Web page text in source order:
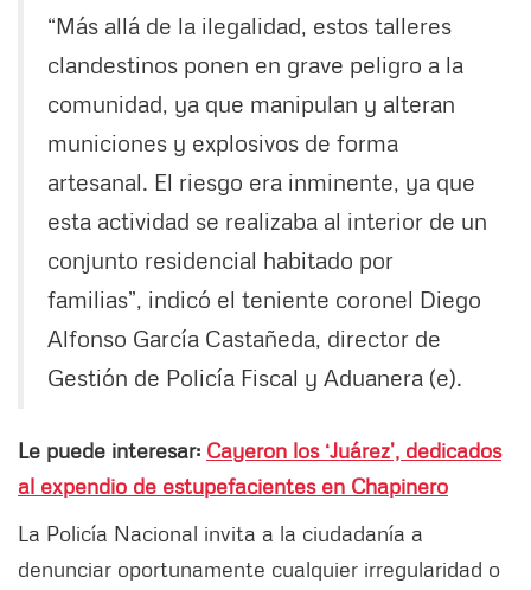
“Más allá de la ilegalidad, estos talleres
clandestinos ponen en grave peligro a la
comunidad, ya que manipulan y alteran
municiones y explosivos de forma
artesanal. El riesgo era inminente, ya que
esta actividad se realizaba al interior de un
conjunto residencial habitado por
familias”, indicó el teniente coronel Diego
Alfonso García Castañeda, director de
Gestión de Policía Fiscal y Aduanera (e).
Le puede interesar: Cayeron los ‘Juárez’, dedicados
al expendio de estupefacientes en Chapinero
La Policía Nacional invita a la ciudadanía a
denunciar oportunamente cualquier irregularidad o